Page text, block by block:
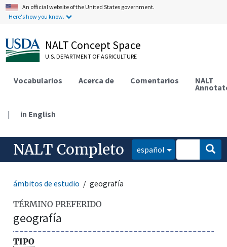
An official website of the United States government.
Here's how you know.
NALT Concept Space
U.S. DEPARTMENT OF AGRICULTURE
Vocabularios Acerca de Comentarios NALT
| in English
NALT Completo español
ámbitos de estudio geografía
TÉRMINO PREFERIDO
geografía
TIPO